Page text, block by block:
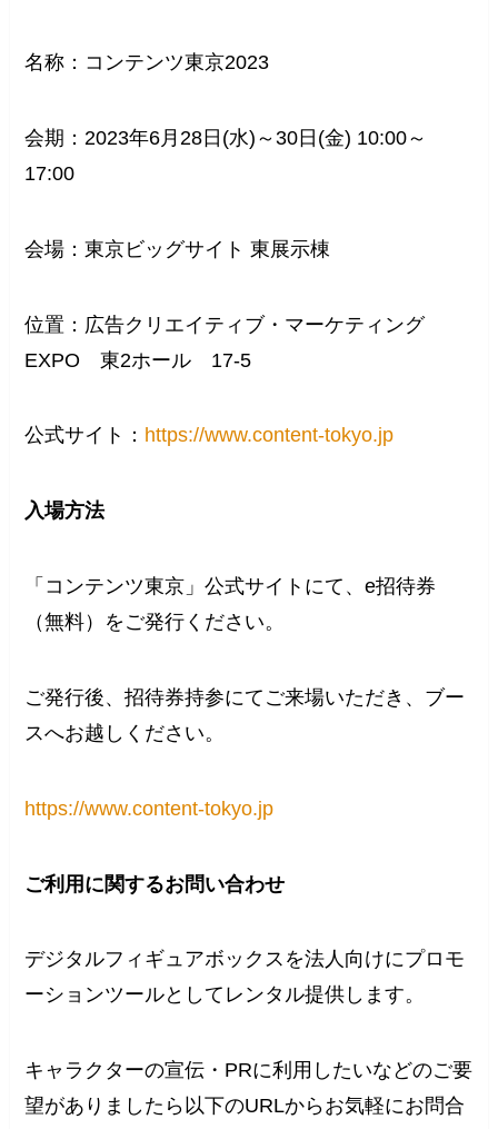
名称：コンテンツ東京2023
会期：2023年6月28日(水)～30日(金) 10:00～
17:00
会場：東京ビッグサイト 東展示棟
位置：広告クリエイティブ・マーケティング
EXPO 東2ホール 17-5
公式サイト： https://www.content-tokyo.jp
入場方法
「コンテンツ東京」公式サイトにて、e招待券
（無料）をご発行ください。
ご発行後、招待券持参にてご来場いただき、ブー
スへお越しください。
https://www.content-tokyo.jp
ご利用に関するお問い合わせ
デジタルフィギュアボックスを法人向けにプロモ
ーションツールとしてレンタル提供します。
キャラクターの宣伝・PRに利用したいなどのご要
望がありましたら以下のURLからお気軽にお問合